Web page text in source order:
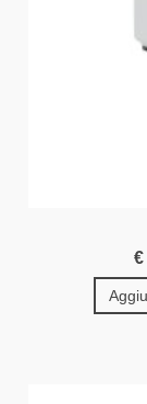
€